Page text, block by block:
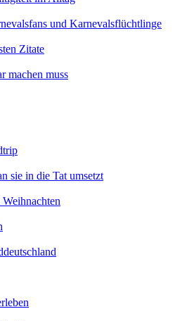
und Karnevalsflüchtlinge
Zitate
machen muss
sie in die Tat umsetzt